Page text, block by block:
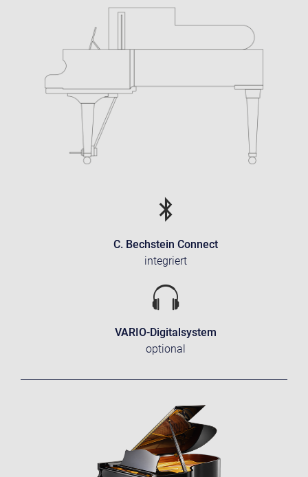
C. Bechstein Connect
integriert
VARIO-Digitalsystem
optional